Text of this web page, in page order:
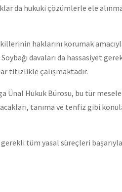
da hukuki çözümlerle ele
haklarını korumak
davaları da hassasiyet
titizlikle çalışmaktadır.
Ünal Hukuk Bürosu, bu tür
tanıma ve tenfiz gibi
tüm yasal süreçleri